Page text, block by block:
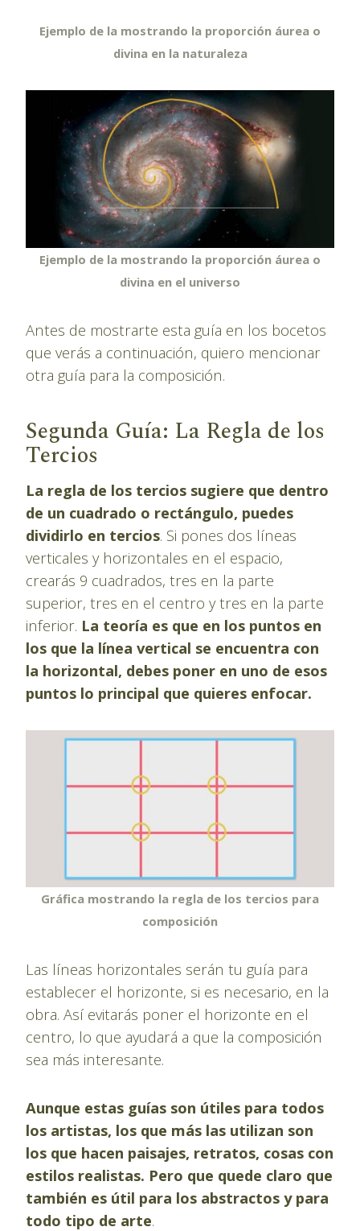
Ejemplo de la mostrando la proporción áurea o
divina en la naturaleza
Ejemplo de la mostrando la proporción áurea o
divina en el universo
Antes de mostrarte esta guía en los bocetos
que verás a continuación, quiero mencionar
otra guía para la composición.
Segunda Guía: La Regla de los
Tercios
La regla de los tercios sugiere que dentro
de un cuadrado o rectángulo, puedes
dividirlo en tercios. Si pones dos líneas
verticales y horizontales en el espacio,
crearás 9 cuadrados, tres en la parte
superior, tres en el centro y tres en la parte
inferior. La teoría es que en los puntos en
los que la línea vertical se encuentra con
la horizontal, debes poner en uno de esos
puntos lo principal que quieres enfocar.
Gráfica mostrando la regla de los tercios para
composición
Las líneas horizontales serán tu guía para
establecer el horizonte, si es necesario, en la
obra. Así evitarás poner el horizonte en el
centro, lo que ayudará a que la composición
sea más interesante.
Aunque estas guías son útiles para todos
los artistas, los que más las utilizan son
los que hacen paisajes, retratos, cosas con
estilos realistas. Pero que quede claro que
también es útil para los abstractos y para
todo tipo de arte.